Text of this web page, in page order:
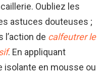
Oubliez les
astuces douteuses ;
l’action de calfeutrer le
. En appliquant
isolante en mousse ou